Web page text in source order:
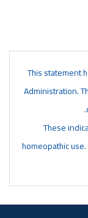
* This
Administration.
†† These
homeopathic